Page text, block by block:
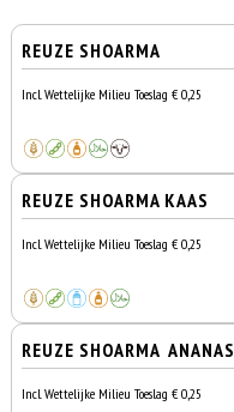
REUZE SHOARMA
Incl. Wettelijke Milieu Toeslag € 0,25
REUZE SHOARMA KAAS
Incl. Wettelijke Milieu Toeslag € 0,25
REUZE SHOARMA ANANAS
Incl. Wettelijke Milieu Toeslag € 0,25